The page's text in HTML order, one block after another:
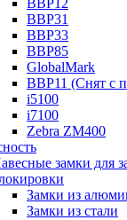
BBP12
BBP31
BBP33
BBP85
GlobalMark
BBP11 (Снят с
i5100
i7100
Zebra ZM400
замки для
Замки из
Замки из стали